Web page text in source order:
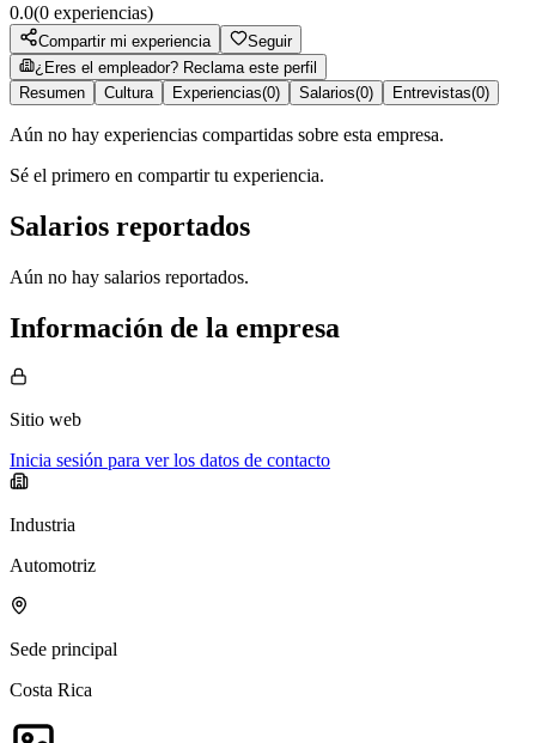
0.0(0 experiencias)
Compartir mi experiencia
Seguir
¿Eres el empleador? Reclama este perfil
Resumen
Cultura Experiencias(0) Salarios(0) Entrevistas(0)
Aún no hay experiencias compartidas sobre esta empresa.
Sé el primero en compartir tu experiencia.
Salarios reportados
Aún no hay salarios reportados.
Información de la empresa
Sitio web
Inicia sesión para ver los datos de contacto
Industria
Automotriz
Sede principal
Costa Rica